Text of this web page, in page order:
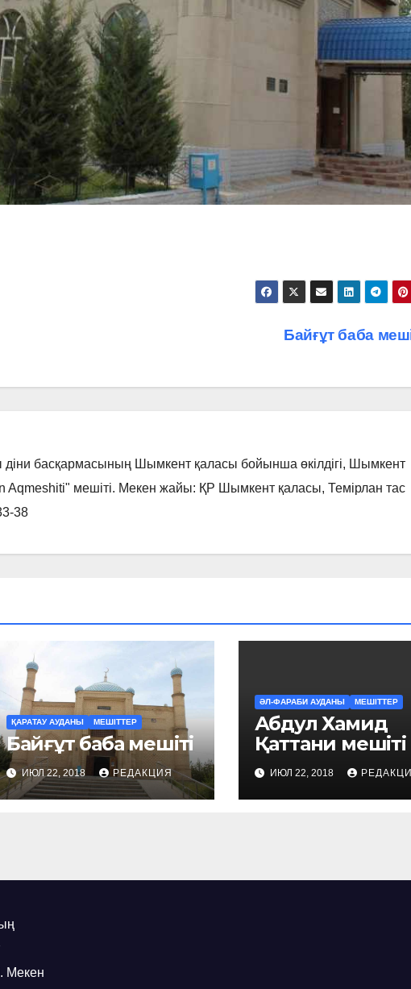
Байғұт баба
діни басқармасының Шымкент қаласы бойынша өкілдігі, Шымкент
Aqmeshiti" мешіті. Мекен жайы: ҚР Шымкент қаласы, Темірлан тас
38
ҚАРАТАУ АУДАНЫ МЕШІТТЕР
Байғұт баба мешіті
ИЮЛ 22, 2018 РЕДАКЦИЯ
ӘЛ-ФАРАБИ АУДАНЫ МЕШІТТЕР
Абдул Хамид
Қаттани мешіті
ИЮЛ 22, 2018
Мекен